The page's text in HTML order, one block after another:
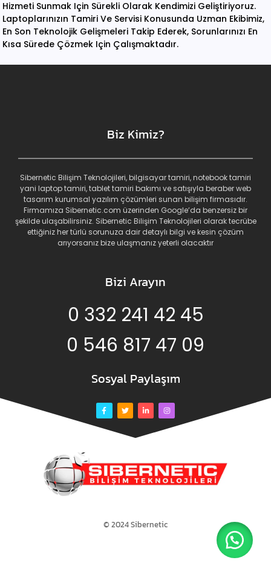
Hizmeti Sunmak Için Sürekli Olarak Kendimizi Geliştiriyoruz.
Laptoplarınızın Tamiri Ve Servisi Konusunda Uzman Ekibimiz,
En Son Teknolojik Gelişmeleri Takip Ederek, Sorunlarınızı En
Kısa Sürede Çözmek Için Çalışmaktadır.
Biz Kimiz?
Sibernetic Bilişim Teknolojileri, bilgisayar tamiri, notebook tamiri
yani laptop tamiri, tablet tamiri bakımı ve satışıyla beraber web
tasarım kurumsal yazılım çözümleri sunan bilişim firmasıdır.
Firmamıza Sibernetic.com üzerinden Google’da benzersiz bir
şekilde ulaşabilirsiniz. Sibernetic Bilişim Teknolojileri olarak tecrübe
ettiğiniz her türlü sorunuza dair detaylı bilgi ve kesin çözüm
arıyorsanız bize ulaşmanız yeterli olacaktır
Bizi Arayın
0 332 241 42 45
0 546 817 47 09
Sosyal Paylaşım
© 2024 Sibernetic